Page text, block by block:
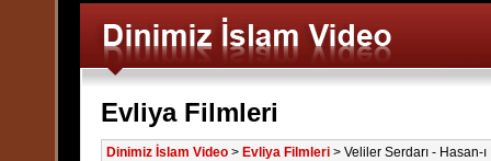
Evliya Filmleri
Dinimiz İslam Video> Evliya Filmleri> Veliler Serdarı - Hasan-